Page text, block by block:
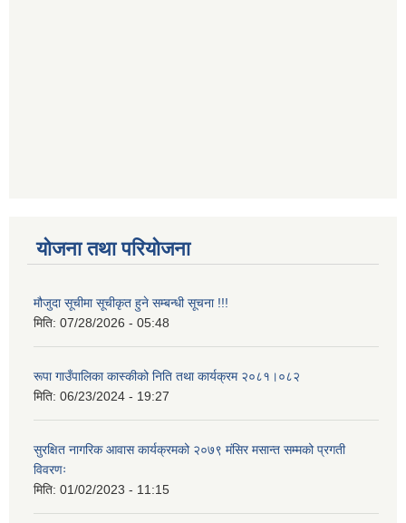
योजना तथा परियोजना
मौजुदा सूचीमा सूचीकृत हुने सम्बन्धी सूचना !!!
मिति: 07/28/2026 - 05:48
रूपा गाउँपालिका कास्कीको निति तथा कार्यक्रम २०८१।०८२
मिति: 06/23/2024 - 19:27
सुरक्षित नागरिक आवास कार्यक्रमको २०७९ मंसिर मसान्त सम्मको प्रगती
विवरणः
मिति: 01/02/2023 - 11:15